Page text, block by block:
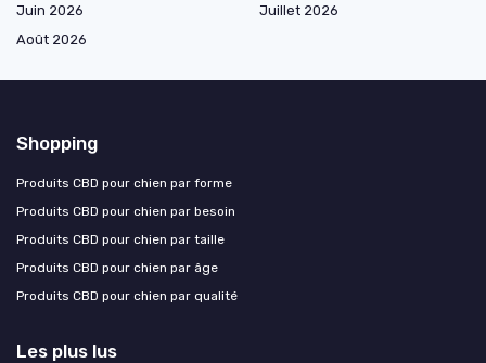
Juin 2026
Juillet 2026
Août 2026
Shopping
Produits CBD pour chien par forme
Produits CBD pour chien par besoin
Produits CBD pour chien par taille
Produits CBD pour chien par âge
Produits CBD pour chien par qualité
Les plus lus